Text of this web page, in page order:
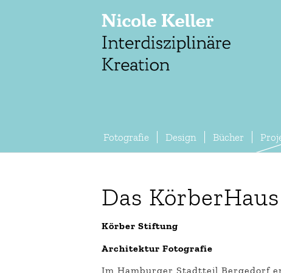
Fotografie Design Bücher
Das KörberHaus
Körber Stiftung
Architektur Fotografie
Im Hamburger Stadtteil Bergedorf